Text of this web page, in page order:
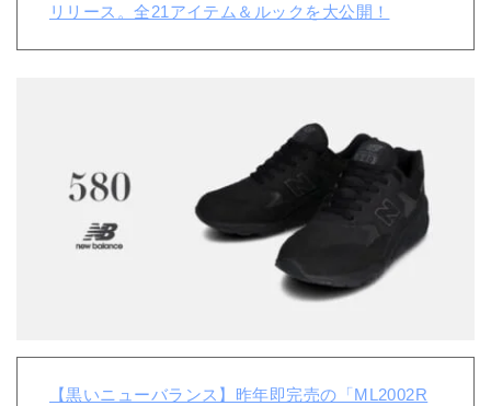
リリース。全21アイテム＆ルックを大公開！
【黒いニューバランス】昨年即完売の「ML2002R